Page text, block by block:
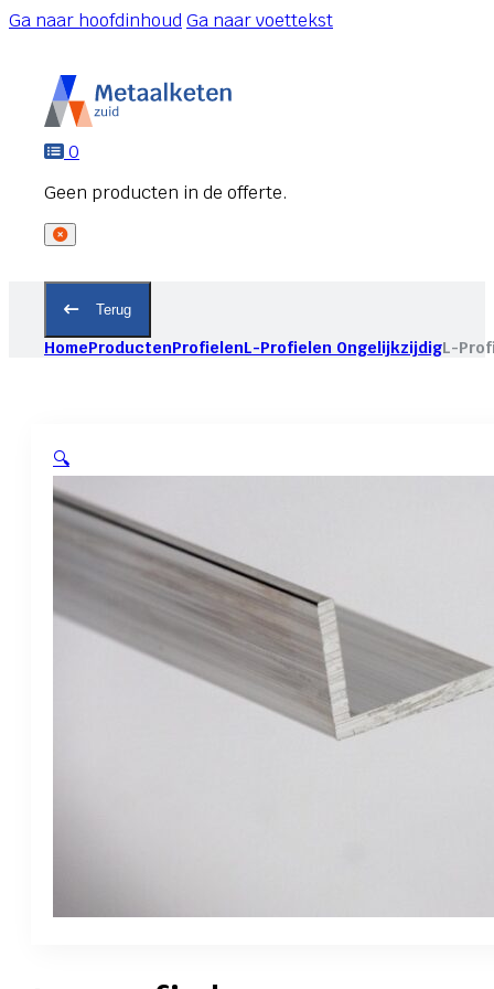
Ga naar hoofdinhoudGa naar voettekst
0
Terug
HomeProductenProfielenL-Profielen OngelijkzijdigL-
🔍